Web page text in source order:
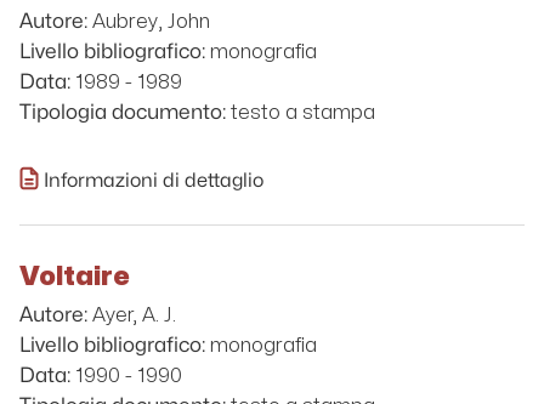
Autore: Aubrey, John
Livello bibliografico: monografia
Data: 1989 - 1989
Tipologia documento: testo a stampa
Informazioni di dettaglio
Voltaire
Autore: Ayer, A. J.
Livello bibliografico: monografia
Data: 1990 - 1990